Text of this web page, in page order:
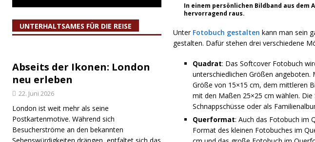
In einem persönlichen Bildband aus dem
hervorragend raus.
Unter Fotobuch gestalten kann man sein
gestalten. Dafür stehen drei verschiedene
Quadrat: Das Softcover Fotobuch
unterschiedlichen Größen
Größe von 15×15 cm, dem mittleren
mit den Maßen 25×25 cm wählen.
Schnappschüsse oder als
Querformat: Auch das Fotobuch im
Format des kleinen Fotobuches im
UNTERHALTSAMES FÜR DIE REISE
Abseits der Ikonen: London
neu erleben
22. Juni 2026
London ist weit mehr als seine
Postkartenmotive. Während sich
Besucherströme an den bekannten